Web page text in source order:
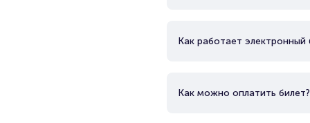
Как работает электронный
Как можно оплатить билет?